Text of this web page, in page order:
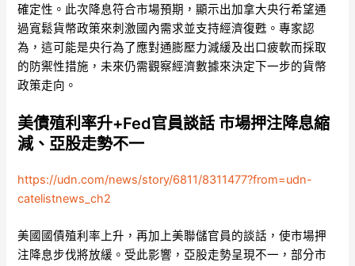
確定性。此次降息符合市場預期，顯示出加拿大央行希望通
過寬鬆貨幣政策來刺激國內需求並支持經濟復甦。專家認
為，這可能是央行為了應對通膨壓力減緩及出口疲軟而採取
的防禦性措施，未來仍需觀察經濟數據來決定下一步的貨幣
政策走向。
美債殖利率升+Fed官員談話 市場押注降息縮
減、亞股走勢不一
https://udn.com/news/story/6811/8311477?from=udn-
catelistnews_ch2
美國國債殖利率上升，再加上美聯儲官員的談話，使市場押
注降息步伐將放緩。受此影響，亞股走勢呈現不一，部分市